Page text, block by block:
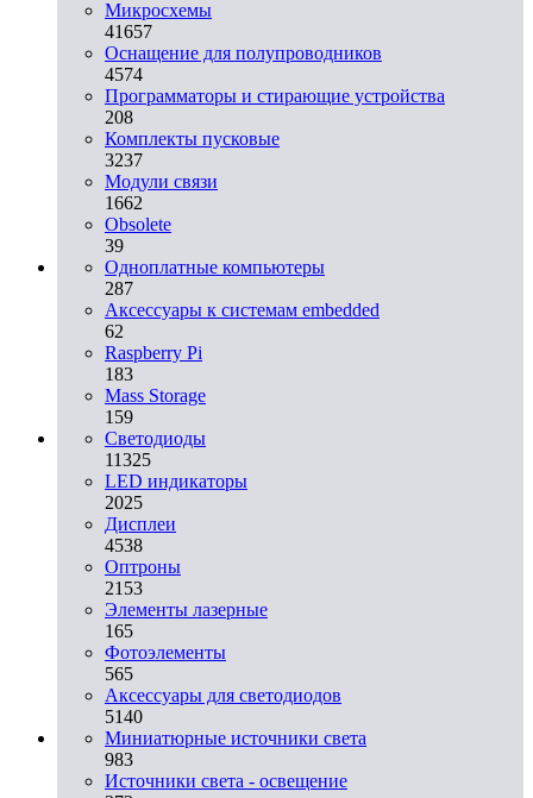
Микросхемы
41657
Оснащение для полупроводников
4574
Программаторы и стирающие устройства
208
Комплекты пусковые
3237
Модули связи
1662
Obsolete
39
Одноплатные компьютеры
287
Аксессуары к системам embedded
62
Raspberry Pi
183
Mass Storage
159
Светодиоды
11325
LED индикаторы
2025
Дисплеи
4538
Оптроны
2153
Элементы лазерные
165
Фотоэлементы
565
Аксессуары для светодиодов
5140
Миниатюрные источники света
983
Источники света - освещение